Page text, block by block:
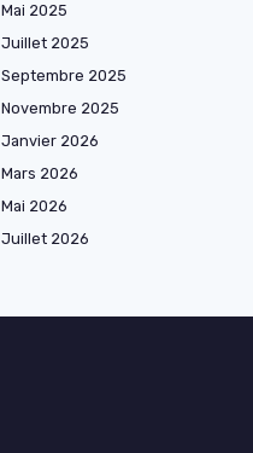
Mai 2025
Juillet 2025
Septembre 2025
Novembre 2025
Janvier 2026
Mars 2026
Mai 2026
Juillet 2026